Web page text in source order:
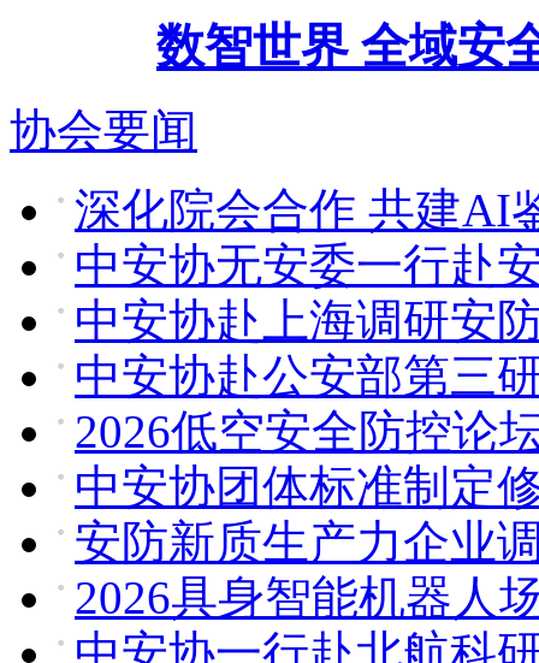
数智世界 全域安
协会要闻
深化院会合作 共建AI
中安协无安委一行赴
中安协赴上海调研安
中安协赴公安部第三
2026低空安全防控论
中安协团体标准制定
安防新质生产力企业
2026具身智能机器人